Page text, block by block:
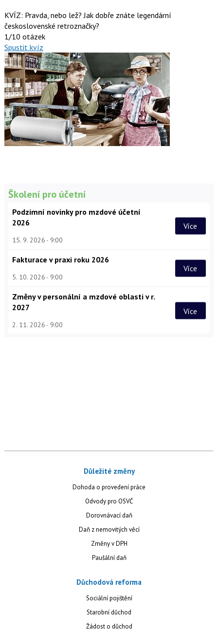
KVÍZ: Pravda, nebo lež? Jak dobře znáte legendární
československé retroznačky?
1/10 otázek
Spustit kvíz
Školení pro účetní
Podzimní novinky pro mzdové účetní
2026
15. 9. 2026 9:00
Více
Fakturace v praxi roku 2026
5. 10. 2026 9:00
Více
Změny v personální a mzdové oblasti v r.
2027
2. 11. 2026 9:00
Více
Důležité změny
Dohoda o provedení práce
Odvody pro OSVČ
Dorovnávací daň
Daň z nemovitých věcí
Změny v DPH
Paušální daň
Důchodová reforma
Sociální pojištění
Starobní důchod
Žádost o důchod